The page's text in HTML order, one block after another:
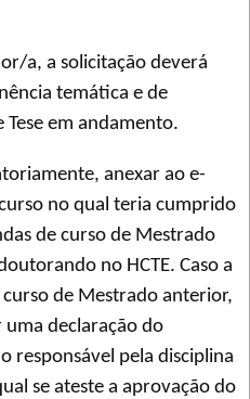
a, a solicitação deverá
temática e de
Tese em andamento.
anexar ao e-
no qual teria cumprido
de curso de Mestrado
no HCTE. Caso a
de Mestrado anterior,
declaração do
responsável pela disciplina
se ateste a aprovação do